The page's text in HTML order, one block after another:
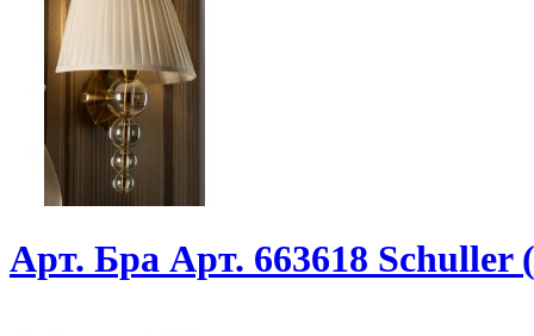
Арт. Бра Арт. 663618 Schuller